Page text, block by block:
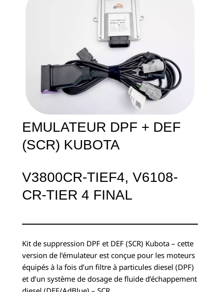
EMULATEUR DPF + DEF
(SCR) KUBOTA
V3800CR-TIEF4, V6108-
CR-TIER 4 FINAL
Kit de suppression DPF et DEF (SCR) Kubota – cette
version de l’émulateur est conçue pour les moteurs
équipés à la fois d’un filtre à particules diesel (DPF)
et d’un système de dosage de fluide d’échappement